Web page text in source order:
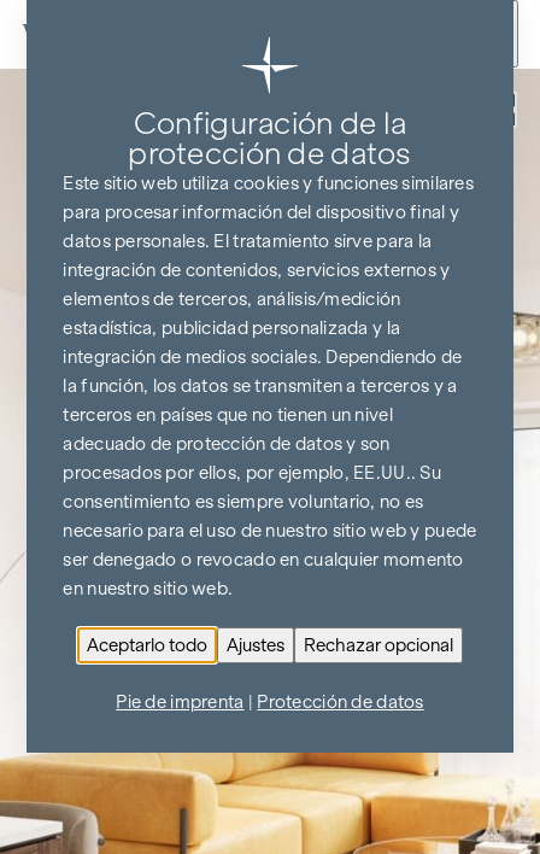
Ir al contenido
Configuración de la
protección de datos
Este sitio web utiliza cookies y funciones similares
para procesar información del dispositivo final y
datos personales. El tratamiento sirve para la
integración de contenidos, servicios externos y
elementos de terceros, análisis/medición
estadística, publicidad personalizada y la
integración de medios sociales. Dependiendo de
la función, los datos se transmiten a terceros y a
terceros en países que no tienen un nivel
adecuado de protección de datos y son
procesados por ellos, por ejemplo, EE.UU.. Su
consentimiento es siempre voluntario, no es
necesario para el uso de nuestro sitio web y puede
ser denegado o revocado en cualquier momento
en nuestro sitio web.
Aceptarlo todo Ajustes Rechazar opcional
Pie de imprenta Protección de datos